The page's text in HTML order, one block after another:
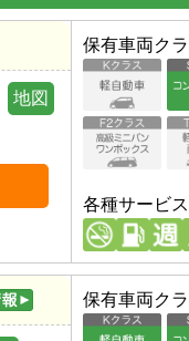
地図
保有車両ク
各種サービス
保有車両ク